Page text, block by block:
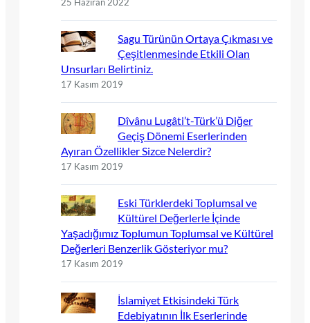
25 Haziran 2022
Sagu Türünün Ortaya Çıkması ve
Çeşitlenmesinde Etkili Olan
Unsurları Belirtiniz.
17 Kasım 2019
Dîvânu Lugâti’t-Türk’ü Diğer
Geçiş Dönemi Eserlerinden
Ayıran Özellikler Sizce Nelerdir?
17 Kasım 2019
Eski Türklerdeki Toplumsal ve
Kültürel Değerlerle İçinde
Yaşadığımız Toplumun Toplumsal ve Kültürel
Değerleri Benzerlik Gösteriyor mu?
17 Kasım 2019
İslamiyet Etkisindeki Türk
Edebiyatının İlk Eserlerinde